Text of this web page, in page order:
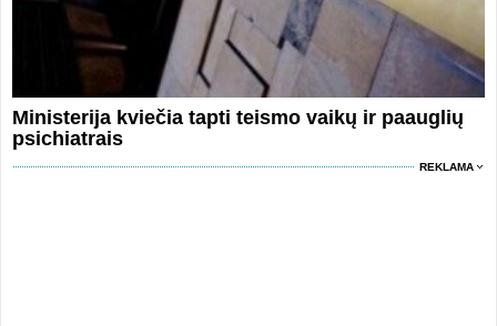
Ministerija kviečia tapti teismo vaikų ir paauglių
psichiatrais
REKLAMA